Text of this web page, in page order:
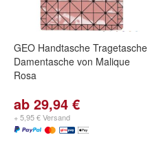
GEO Handtasche Tragetasche
Damentasche von Malique
Rosa
ab 29,94 €
+ 5,95 € Versand